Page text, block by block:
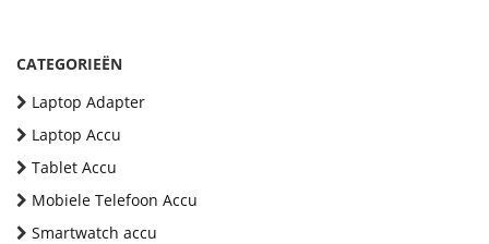
CATEGORIEËN
Laptop Adapter
Laptop Accu
Tablet Accu
Mobiele Telefoon Accu
Smartwatch accu